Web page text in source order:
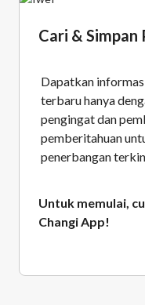
Cari & Simpan
Dapatkan
terbaru hanya
pengingat dan
pemberitahuan
penerbangan
Untuk memulai,
Changi App!